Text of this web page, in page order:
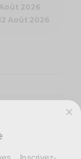
2026
Août 2026
Inscrivez-